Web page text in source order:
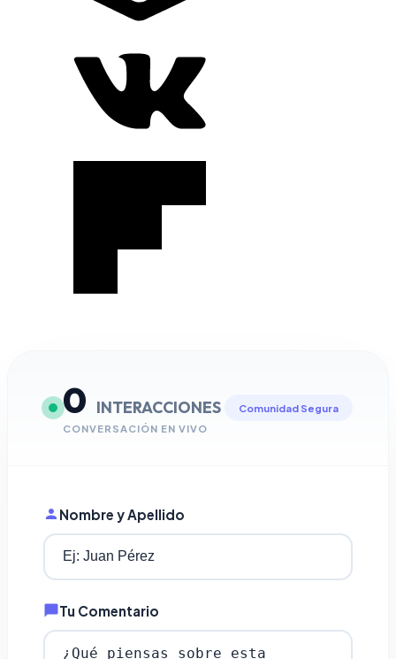
0 INTERACCIONES
CONVERSACIÓN EN VIVO
Comunidad Segura
Nombre y Apellido
Tu Comentario